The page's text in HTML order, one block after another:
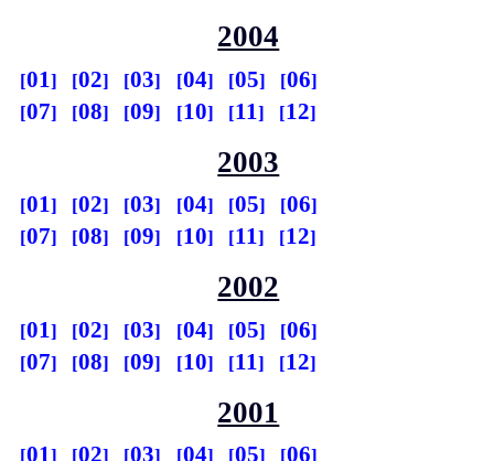
2004
01 02 03 04 05
06
07
08 09 10 11 12
2003
01 02 03 04 05
06
07
08 09 10 11 12
2002
01 02 03 04 05
06
07
08 09 10 11 12
2001
01 02 03 04 05 06